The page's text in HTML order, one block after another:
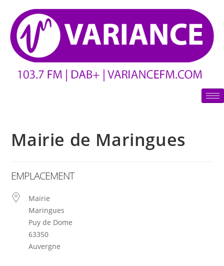
Mairie de Maringues
EMPLACEMENT
Mairie
Maringues
Puy de Dome
63350
Auvergne